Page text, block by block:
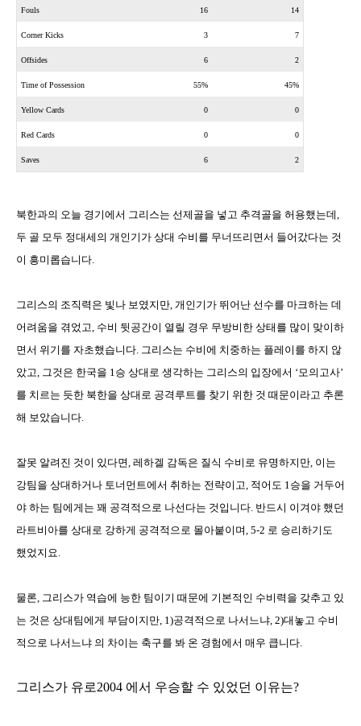
Fouls 16 14
Corner Kicks 3 7
Offsides 6 2
Time of Possession 55% 45%
Yellow Cards 0 0
Red Cards 0 0
Saves 6 2
북한과의 오늘 경기에서 그리스는 선제골을 넣고 추격골을 허용했는데,
두 골 모두 정대세의 개인기가 상대 수비를 무너뜨리면서 들어갔다는 것
이 흥미롭습니다.
그리스의 조직력은 빛나 보였지만, 개인기가 뛰어난 선수를 마크하는 데
어려움을 겪었고, 수비 뒷공간이 열릴 경우 무방비한 상태를 많이 맞이하
면서 위기를 자초했습니다. 그리스는 수비에 치중하는 플레이를 하지 않
았고, 그것은 한국을 1승 상대로 생각하는 그리스의 입장에서 ‘모의고사’
를 치르는 듯한 북한을 상대로 공격루트를 찾기 위한 것 때문이라고 추론
해 보았습니다.
잘못 알려진 것이 있다면, 레하겔 감독은 질식 수비로 유명하지만, 이는
강팀을 상대하거나 토너먼트에서 취하는 전략이고, 적어도 1승을 거두어
야 하는 팀에게는 꽤 공격적으로 나선다는 것입니다. 반드시 이겨야 했던
라트비아를 상대로 강하게 공격적으로 몰아붙이며, 5-2 로 승리하기도
했었지요.
물론, 그리스가 역습에 능한 팀이기 때문에 기본적인 수비력을 갖추고 있
는 것은 상대팀에게 부담이지만, 1)공격적으로 나서느냐, 2)대놓고 수비
적으로 나서느냐 의 차이는 축구를 봐 온 경험에서 매우 큽니다.
그리스가 유로2004 에서 우승할 수 있었던 이유는?